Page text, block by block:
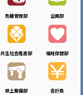
危機管理部 企画部
共生社会推進部 福祉保健部
県土整備部 会計局